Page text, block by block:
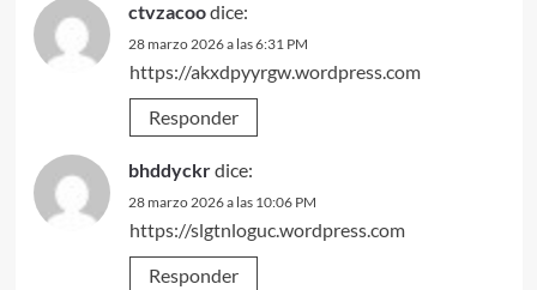
ctvzacoodice:
28 marzo 2026 a las 6:31 PM
https://akxdpyyrgw.wordpress.com
Responder
bhddyckrdice:
28 marzo 2026 a las 10:06 PM
https://slgtnloguc.wordpress.com
Responder